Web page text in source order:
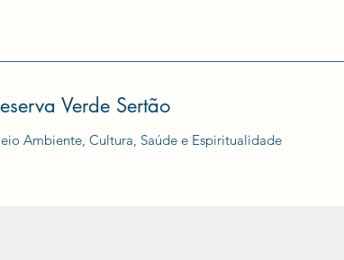
Verde Sertão
Ambiente, Cultura, Saúde e Espiritualidade